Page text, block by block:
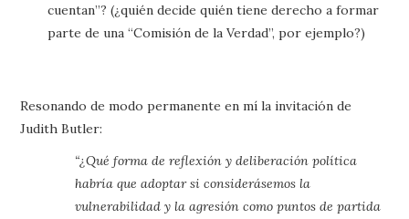
cuentan”? (¿quién decide quién tiene derecho a formar
parte de una “Comisión de la Verdad”, por ejemplo?)
Resonando de modo permanente en mí la invitación de
Judith Butler:
“¿Qué forma de reflexión y deliberación política
habría que adoptar si considerásemos la
vulnerabilidad y la agresión como puntos de partida